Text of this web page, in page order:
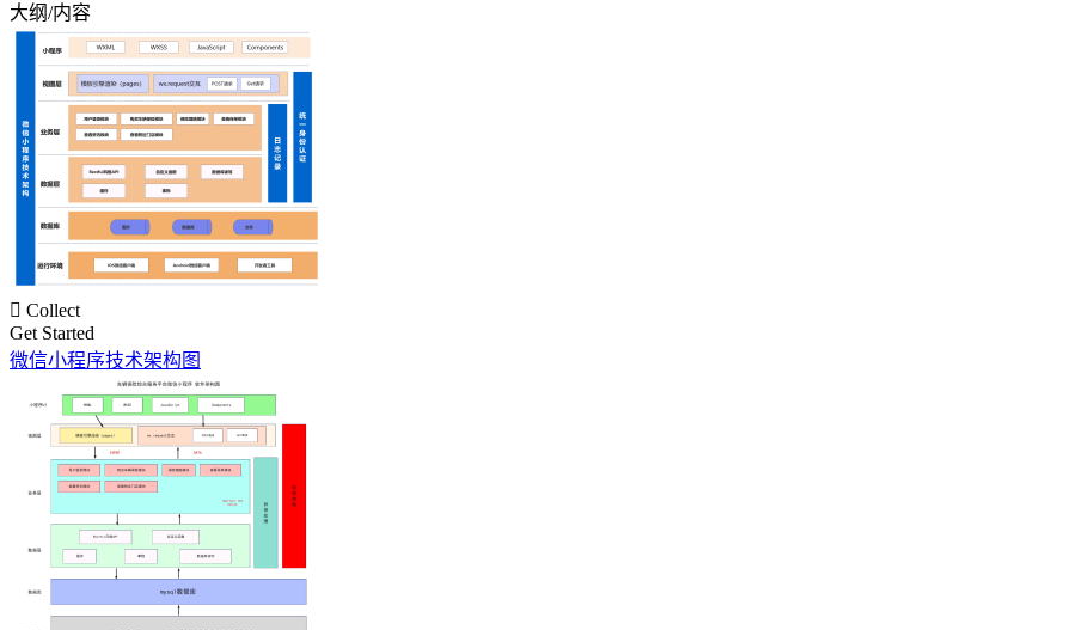
大纲/内容
 Collect
Get Started
微信小程序技术架构图